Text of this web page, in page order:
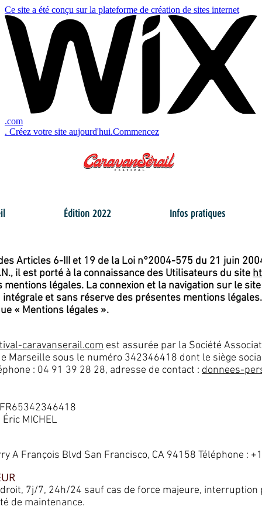
Ce site a été conçu sur la plateforme de création de sites internet
.com
. Créez votre site aujourd'hui.Commencez
Édition 2022 Infos pratiques
Articles 6-III et 19 de la Loi n°2004-575 du 21 juin
il est porté à la connaissance des Utilisateurs du site
légales. La connexion et la navigation sur le
et sans réserve des présentes mentions
« Mentions légales ».
caravanserail.com est assurée par la Société
Marseille sous le numéro 342346418 dont le siège
: 04 91 39 28 28, adresse de contact : donnees-
MICHEL
A François Blvd San Francisco, CA 94158 Téléphone :
7j/7, 24h/24 sauf cas de force majeure, interruption
de maintenance.